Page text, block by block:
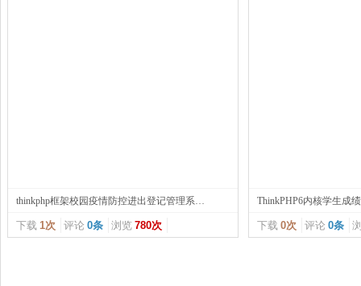
thinkphp框架校园疫情防控进出登记管理系统源码
下载 1次 评论 0条 浏览 780次
ThinkPHP6内核学生成
下载 0次 评论 0条